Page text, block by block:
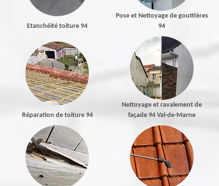
Etanchéité toiture 94
Pose et Nettoyage de gouttières
94
Réparation de toiture 94
Nettoyage et ravalement de
façade 94 Val-de-Marne